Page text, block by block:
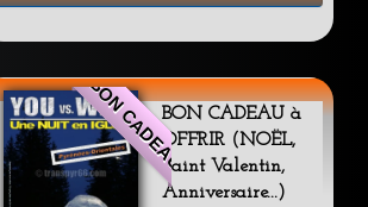
BON CADEAUBON CADEAU à
OFFRIR (NOËL,
Saint Valentin,
Anniversaire...)